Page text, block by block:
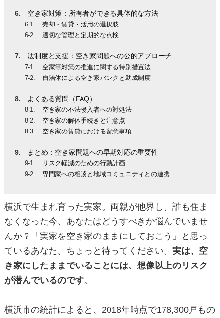
空き家対策：所有者ができる具体的な方法
売却・賃貸・活用の選択肢
適切な管理と定期的な点検
法制度と支援：空き家問題への公的アプローチ
空家等対策の推進に関する特別措置法
自治体による空き家バンクと助成制度
よくある質問（FAQ）
空き家の不法侵入者への対処法
空き家の解体手続きと注意点
空き家の賃貸における留意事項
まとめ：空き家問題への早期対応の重要性
リスク軽減のための行動計画
専門家への相談と地域コミュニティとの連携
横浜で生まれ育った実家。両親が他界し、誰も住ま
なくなった今、あなたはどうすべきか悩んでいませ
んか？「実家を空き家のままにしておこう」と思っ
ているあなた、ちょっと待ってください。 実は、空
き家にしたままでいることには、想像以上のリスク
が潜んでいるのです。
横浜市の統計によると、2018年時点で178,300戸もの